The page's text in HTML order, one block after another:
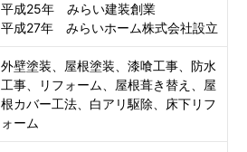
平成25年 みらい建装創業
平成27年 みらいホーム株式会社設立
外壁塗装、屋根塗装、漆喰工事、防水
工事、リフォーム、屋根葺き替え、屋
根カバー工法、白アリ駆除、床下リフ
ォーム